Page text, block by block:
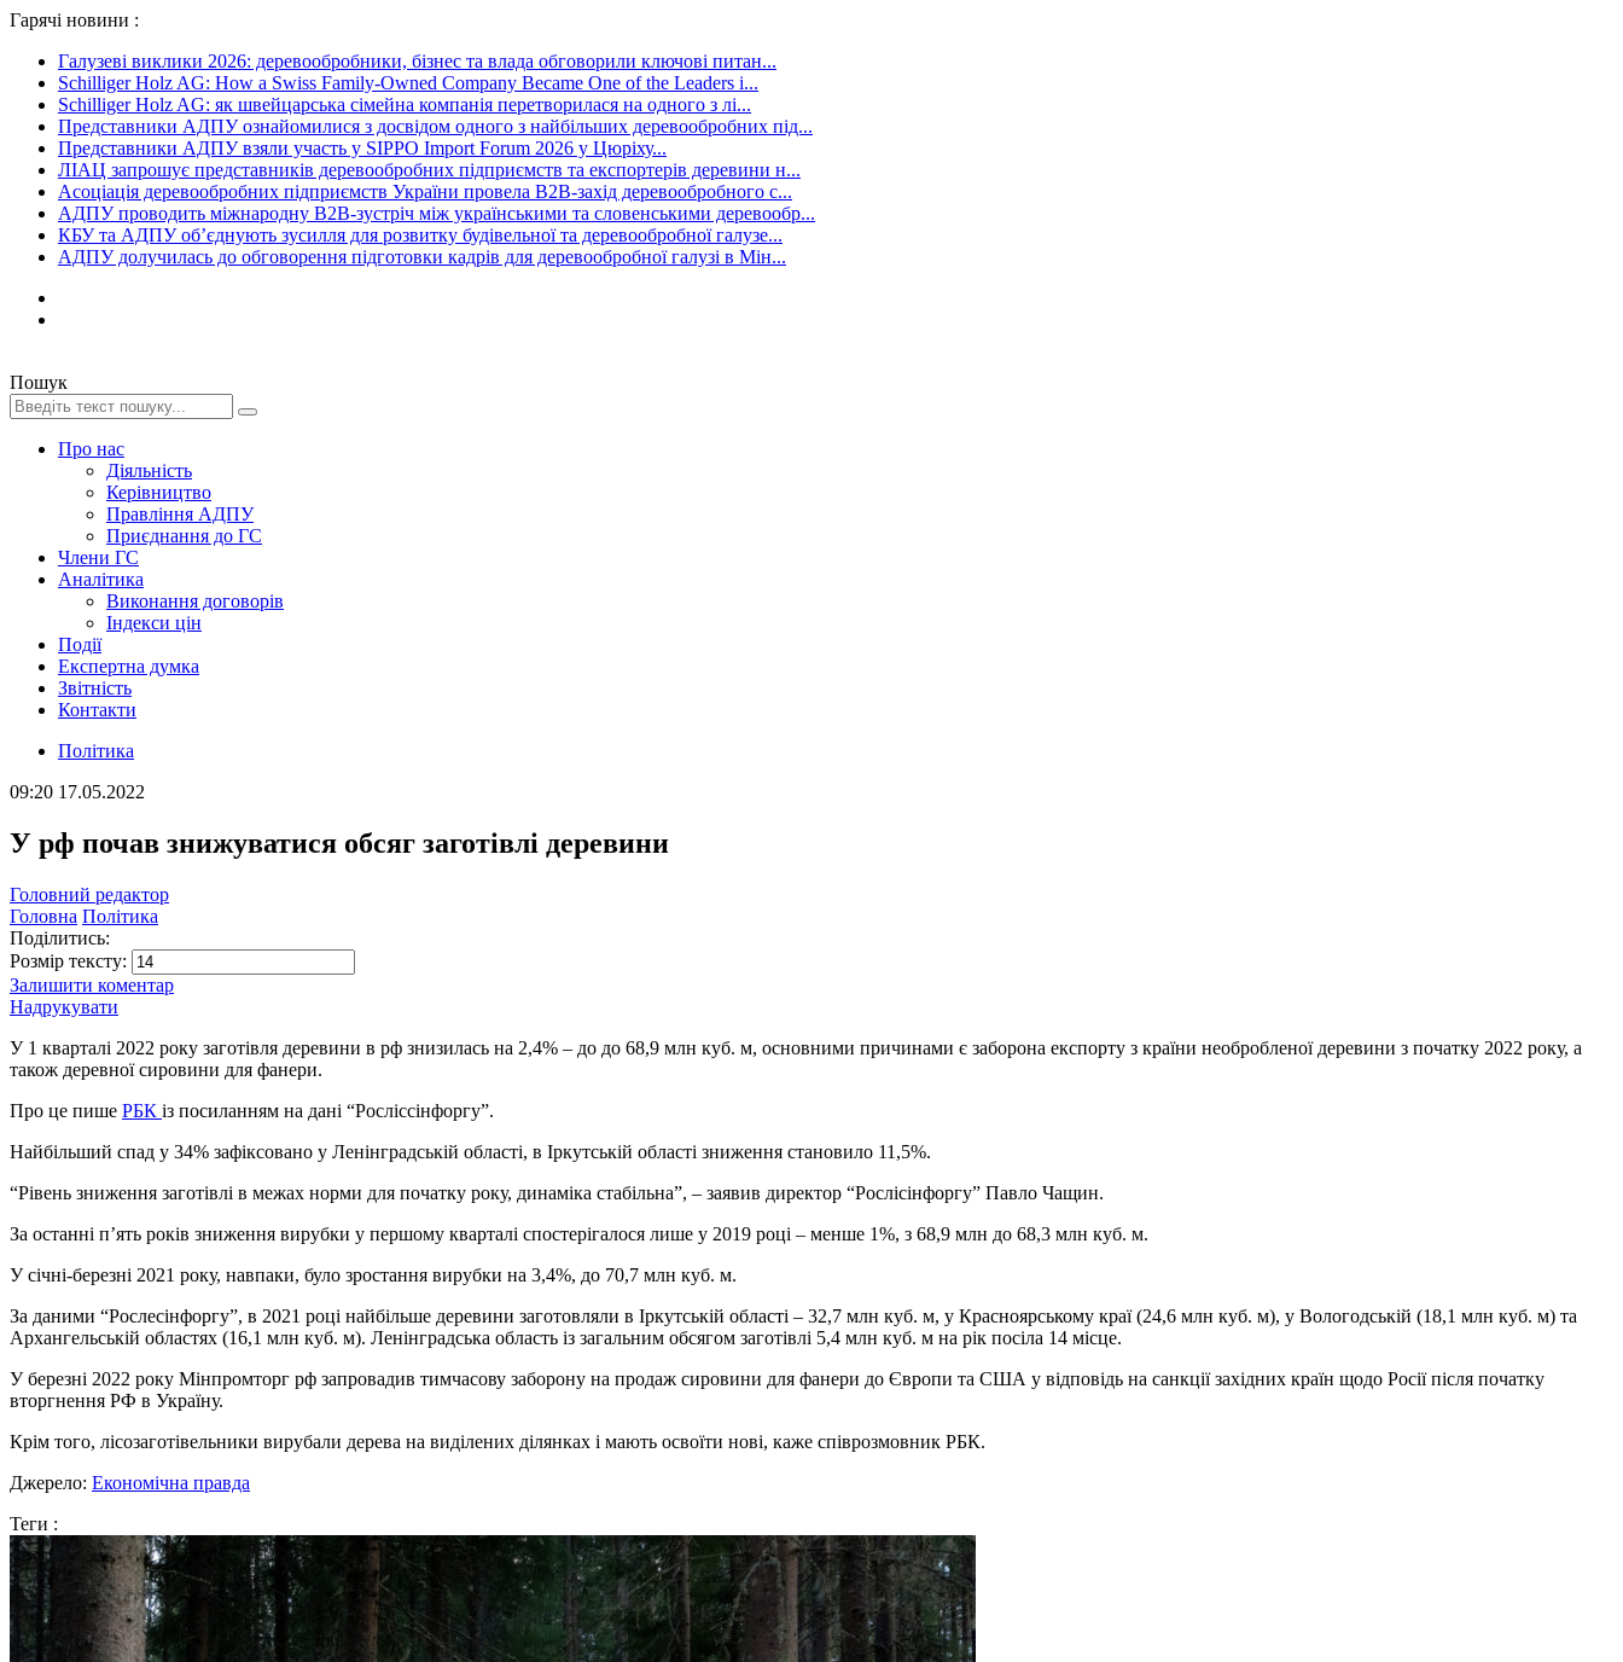
Гарячі новини :
Галузеві виклики 2026: деревообробники, бізнес та влада обговорили ключові питан...
Schilliger Holz AG: How a Swiss Family-Owned Company Became One of the Leaders i...
Schilliger Holz AG: як швейцарська сімейна компанія перетворилася на одного з лі...
Представники АДПУ ознайомилися з досвідом одного з найбільших деревообробних під...
Представники АДПУ взяли участь у SIPPO Import Forum 2026 у Цюріху...
ЛІАЦ запрошує представників деревообробних підприємств та експортерів деревини н...
Асоціація деревообробних підприємств України провела B2B-захід деревообробного с...
АДПУ проводить міжнародну B2B-зустріч між українськими та словенськими деревообр...
КБУ та АДПУ об’єднують зусилля для розвитку будівельної та деревообробної галузе...
АДПУ долучилась до обговорення підготовки кадрів для деревообробної галузі в Мін...
Пошук
Про нас
Діяльність
Керівництво
Правління АДПУ
Приєднання до ГС
Члени ГС
Аналітика
Виконання договорів
Індекси цін
Події
Експертна думка
Звітність
Контакти
Політика
09:20 17.05.2022
У рф почав знижуватися обсяг заготівлі деревини
Головний редактор
Головна Політика
Поділитись:
Розмір тексту:
Залишити коментар
Надрукувати
У 1 кварталі 2022 року заготівля деревини в рф знизилась на 2,4% – до до 68,9 млн куб. м, основними причинами є заборона експорту з країни необробленої деревини з початку 2022 року, а
також деревної сировини для фанери.
Про це пише РБК із посиланням на дані “Росліссінфоргу”.
Найбільший спад у 34% зафіксовано у Ленінградській області, в Іркутській області зниження становило 11,5%.
“Рівень зниження заготівлі в межах норми для початку року, динаміка стабільна”, – заявив директор “Рослісінфоргу” Павло Чащин.
За останні п’ять років зниження вирубки у першому кварталі спостерігалося лише у 2019 році – менше 1%, з 68,9 млн до 68,3 млн куб. м.
У січні-березні 2021 року, навпаки, було зростання вирубки на 3,4%, до 70,7 млн куб. м.
За даними “Рослесінфоргу”, в 2021 році найбільше деревини заготовляли в Іркутській області – 32,7 млн ​​куб. м, у Красноярському краї (24,6 млн куб. м), у Вологодській (18,1 млн куб. м) та
Архангельській областях (16,1 млн куб. м). Ленінградська область із загальним обсягом заготівлі 5,4 млн куб. м на рік посіла 14 місце.
У березні 2022 року Мінпромторг рф запровадив тимчасову заборону на продаж сировини для фанери до Європи та США у відповідь на санкції західних країн щодо Росії після початку
вторгнення РФ в Україну.
Крім того, лісозаготівельники вирубали дерева на виділених ділянках і мають освоїти нові, каже співрозмовник РБК.
Джерело: Економічна правда
Теги :